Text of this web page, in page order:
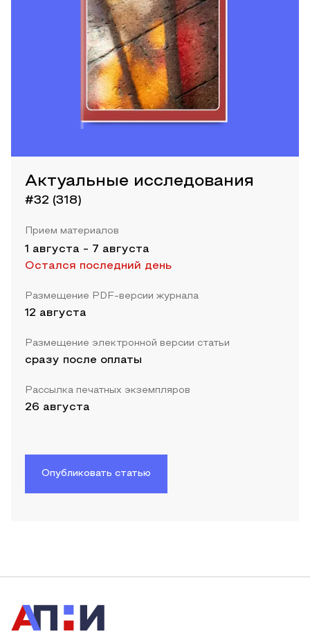
Актуальные исследования
#32 (318)
Прием материалов
1 августа - 7 августа
Остался последний день
Размещение PDF-версии журнала
12 августа
Размещение электронной версии статьи
сразу после оплаты
Рассылка печатных экземпляров
26 августа
Опубликовать статью